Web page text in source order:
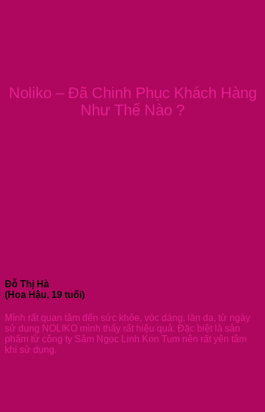
Noliko – Đã Chinh Phục Khách Hàng
Như Thế Nào ?
Đỗ Thị Hà
(Hoa Hậu, 19 tuổi)
Mình rất quan tâm đến sức khỏe, vóc dáng, làn da, từ ngày
sử dụng NOLIKO mình thấy rất hiệu quả. Đặc biệt là sản
phẩm từ công ty Sâm Ngọc Linh Kon Tum nên rất yên tâm
khi sử dụng.